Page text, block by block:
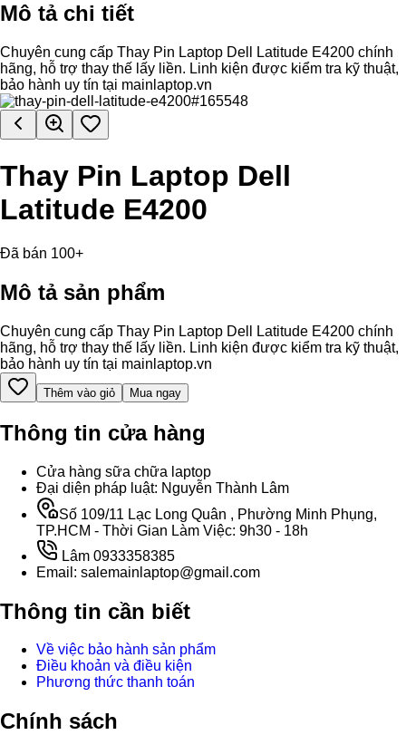
Mô tả chi tiết
Chuyên cung cấp Thay Pin Laptop Dell Latitude E4200 chính
hãng, hỗ trợ thay thế lấy liền. Linh kiện được kiểm tra kỹ thuật,
bảo hành uy tín tại mainlaptop.vn
Thay Pin Laptop Dell
Latitude E4200
Đã bán 100+
Mô tả sản phẩm
Chuyên cung cấp Thay Pin Laptop Dell Latitude E4200 chính
hãng, hỗ trợ thay thế lấy liền. Linh kiện được kiểm tra kỹ thuật,
bảo hành uy tín tại mainlaptop.vn
Thêm vào giỏ Mua ngay
Thông tin cửa hàng
Cửa hàng sữa chữa laptop
Đại diện pháp luật: Nguyễn Thành Lâm
Số 109/11 Lạc Long Quân , Phường Minh Phụng,
TP.HCM - Thời Gian Làm Việc: 9h30 - 18h
Lâm 0933358385
Email: salemainlaptop@gmail.com
Thông tin cần biết
Về việc bảo hành sản phẩm
Điều khoản và điều kiện
Phương thức thanh toán
Chính sách